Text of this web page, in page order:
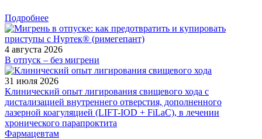
Подробнее
4 августа 2026
В отпуск – без мигрени
31 июля 2026
Клинический опыт лигирования свищевого хода с
дистализацией внутреннего отверстия, дополненного
лазерной коагуляцией (LIFT-IOD + FiLaC), в лечении
хронического парапроктита
Фармацевтам